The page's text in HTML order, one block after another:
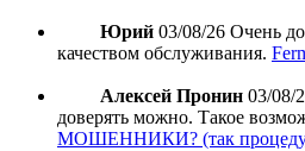
Юрий 03/08/26 Очень
качеством обслуживания.
Алексей Пронин 03/08/
доверять можно. Такое
МОШЕННИКИ? (так